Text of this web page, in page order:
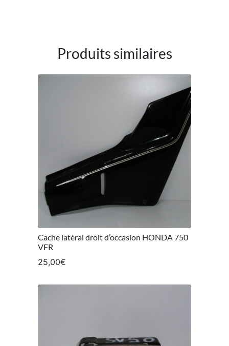
Produits similaires
Cache latéral droit d’occasion HONDA 750
VFR
25,00€